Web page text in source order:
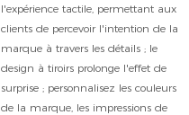
l'expérience tactile, permettant aux
clients de percevoir l'intention de la
marque à travers les détails ; le
design à tiroirs prolonge l'effet de
surprise ; personnalisez les couleurs
de la marque, les impressions de